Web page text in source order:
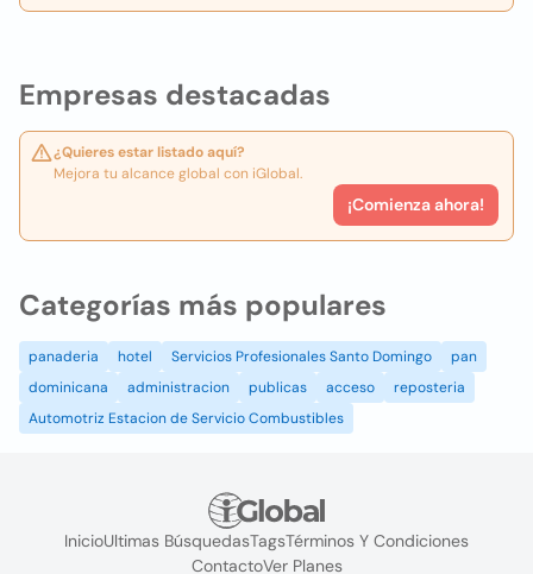
Empresas destacadas
¿Quieres estar listado aquí?
Mejora tu alcance global con iGlobal.
¡Comienza ahora!
Categorías más populares
panaderia hotel Servicios Profesionales Santo Domingo
pan
dominicana
administracion publicas acceso
reposteria
Automotriz Estacion de Servicio Combustibles
InicioUltimas BúsquedasTagsTérminos Y Condiciones
ContactoVer Planes